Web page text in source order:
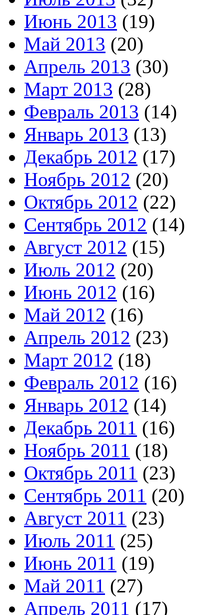
Июнь 2013 (19)
Май 2013 (20)
Апрель 2013 (30)
Март 2013 (28)
Февраль 2013 (14)
Январь 2013 (13)
Декабрь 2012 (17)
Ноябрь 2012 (20)
Октябрь 2012 (22)
Сентябрь 2012 (14)
Август 2012 (15)
Июль 2012 (20)
Июнь 2012 (16)
Май 2012 (16)
Апрель 2012 (23)
Март 2012 (18)
Февраль 2012 (16)
Январь 2012 (14)
Декабрь 2011 (16)
Ноябрь 2011 (18)
Октябрь 2011 (23)
Сентябрь 2011 (20)
Август 2011 (23)
Июль 2011 (25)
Июнь 2011 (19)
Май 2011 (27)
Апрель 2011 (17)